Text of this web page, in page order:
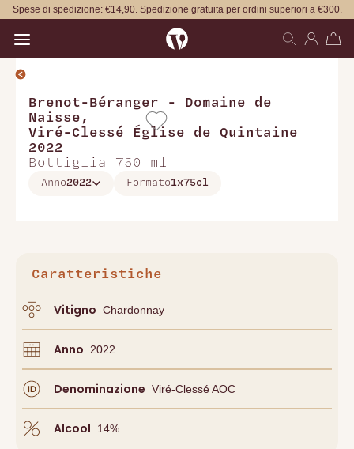
Spese di spedizione: €14,90. Spedizione gratuita per ordini superiori a €300.
Brenot-Béranger - Domaine de
Naisse ,
Viré-Clessé Église de Quintaine
2022
Bottiglia 750 ml
Anno2022 Formato1x75cl
Caratteristiche
Vitigno Chardonnay
Anno 2022
Denominazione Viré-Clessé AOC
Alcool 14%